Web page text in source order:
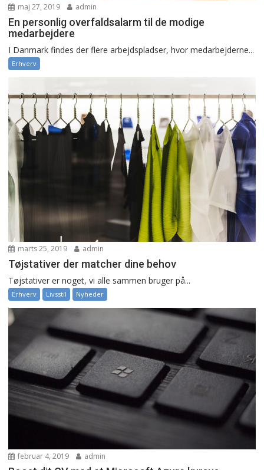
maj 27, 2019 admin
En personlig overfaldsalarm til de modige
medarbejdere
I Danmark findes der flere arbejdspladser, hvor medarbejderne...
Erhverv
marts 25, 2019 admin
Tøjstativer der matcher dine behov
Tøjstativer er noget, vi alle sammen bruger på...
Erhverv Livsstil Nyheder
februar 4, 2019 admin